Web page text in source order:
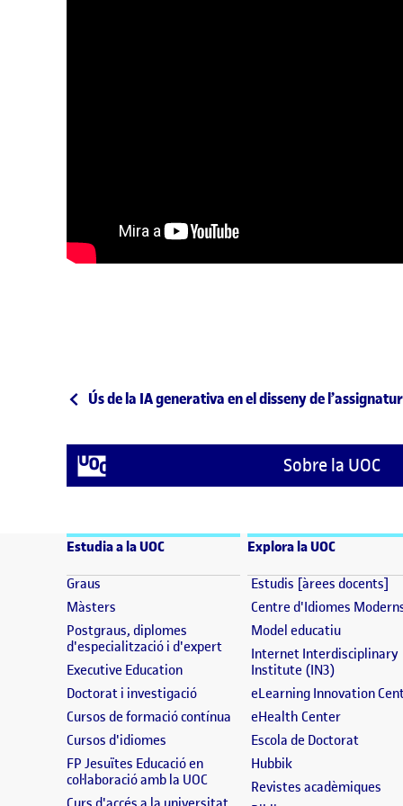
Navegació d'entrades
Entrada anterior
Ús de la IA generativa en el disseny de
Sobre la UOC
Estudia a la UOC
Graus (s'obre en una finestra nova)
Màsters (s'obre en una finestra nova)
Postgraus, diplomes
d'especialització i d'expert(s'obre en una finestra nova)
Executive Education(s'obre en una finestra nova)
Doctorat i investigació(s'obre en una finestra nova)
Cursos de formació contínua (s'obre en una finestra nova)
Cursos d'idiomes (s'obre en una finestra nova)
FP Jesuïtes Educació en
col·laboració amb la UOC(s'obre en una finestra nova)
Explora la UOC
Estudis [àrees docents]
Centre d'Idiomes
Model educatiu(s'obre en
Internet Interdisciplinary
Institute (IN3)(s'obre en
eLearning Innovation
eHealth Center(s'obre en
Escola de Doctorat(s'obre
Hubbik(s'obre en una
Revistes acadèmiques